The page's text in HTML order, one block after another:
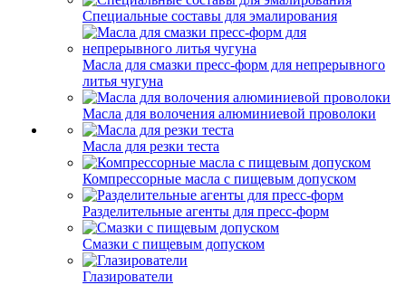
Специальные составы для эмалирования
Масла для смазки пресс-форм для непрерывного
литья чугуна
Масла для волочения алюминиевой проволоки
Масла для резки теста
Компрессорные масла с пищевым допуском
Разделительные агенты для пресс-форм
Смазки с пищевым допуском
Глазирователи